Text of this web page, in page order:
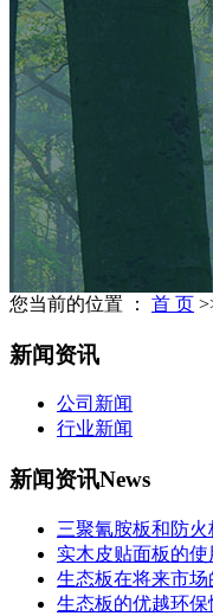
您当前的位置 ： 首 页
新闻资讯
公司新闻
行业新闻
新闻资讯News
三聚氰胺板和防火
实木皮贴面板的使
生态板在将来市
生态板的优越环保